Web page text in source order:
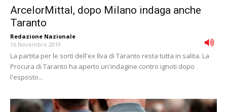
ArcelorMittal, dopo Milano indaga anche
Taranto
Redazione Nazionale -
16 Novembre 2019
La partita per le sorti dell'ex Ilva di Taranto resta tutta in salita. La
Procura di Taranto ha aperto un'indagine contro ignoti dopo
l'esposto...